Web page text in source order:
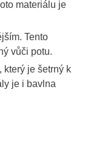
materiálu je
Tento
vůči potu.
který je šetrný k
je i bavlna